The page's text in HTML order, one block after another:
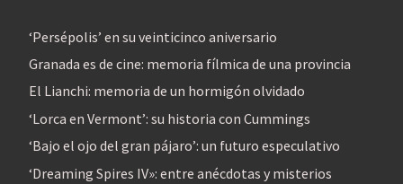
‘Persépolis’ en su veinticinco aniversario
Granada es de cine: memoria fílmica de una provincia
El Lianchi: memoria de un hormigón olvidado
‘Lorca en Vermont’: su historia con Cummings
‘Bajo el ojo del gran pájaro’: un futuro especulativo
‘Dreaming Spires IV»: entre anécdotas y misterios